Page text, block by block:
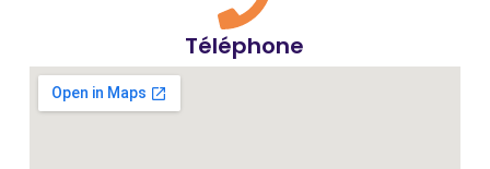
Téléphone